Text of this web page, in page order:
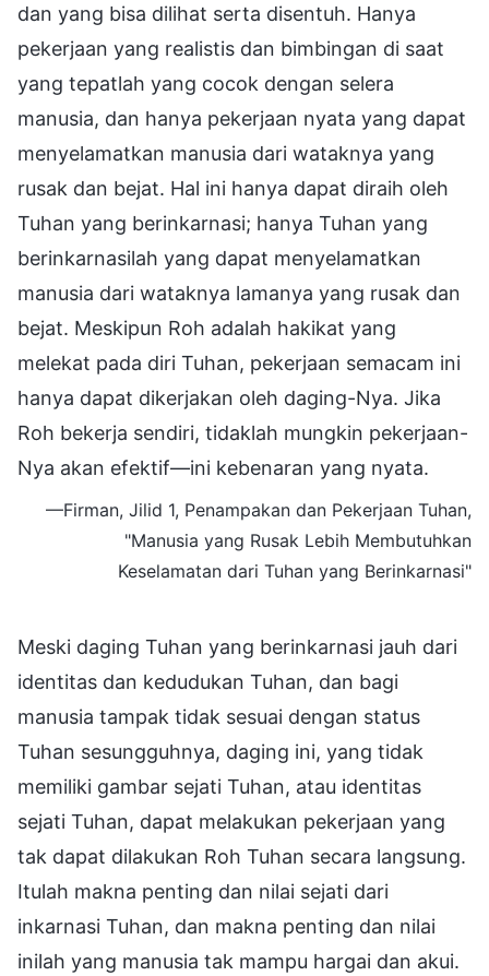
dan yang bisa dilihat serta disentuh. Hanya
pekerjaan yang realistis dan bimbingan di saat
yang tepatlah yang cocok dengan selera
manusia, dan hanya pekerjaan nyata yang dapat
menyelamatkan manusia dari wataknya yang
rusak dan bejat. Hal ini hanya dapat diraih oleh
Tuhan yang berinkarnasi; hanya Tuhan yang
berinkarnasilah yang dapat menyelamatkan
manusia dari wataknya lamanya yang rusak dan
bejat. Meskipun Roh adalah hakikat yang
melekat pada diri Tuhan, pekerjaan semacam ini
hanya dapat dikerjakan oleh daging-Nya. Jika
Roh bekerja sendiri, tidaklah mungkin pekerjaan-
Nya akan efektif—ini kebenaran yang nyata.
—Firman, Jilid 1, Penampakan dan Pekerjaan Tuhan,
"Manusia yang Rusak Lebih Membutuhkan
Keselamatan dari Tuhan yang Berinkarnasi"
Meski daging Tuhan yang berinkarnasi jauh dari
identitas dan kedudukan Tuhan, dan bagi
manusia tampak tidak sesuai dengan status
Tuhan sesungguhnya, daging ini, yang tidak
memiliki gambar sejati Tuhan, atau identitas
sejati Tuhan, dapat melakukan pekerjaan yang
tak dapat dilakukan Roh Tuhan secara langsung.
Itulah makna penting dan nilai sejati dari
inkarnasi Tuhan, dan makna penting dan nilai
inilah yang manusia tak mampu hargai dan akui.